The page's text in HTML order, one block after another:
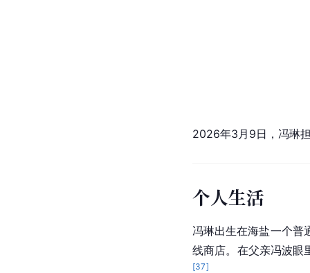
2026年3月9日，冯琳
个人生活
冯琳出生在海盐一个普
线商店。在父亲冯波眼
[37]